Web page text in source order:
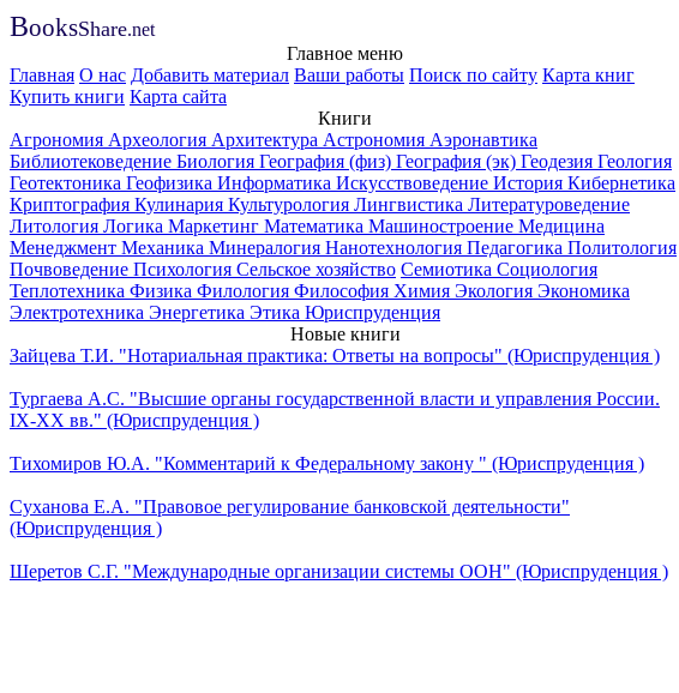
BooksShare.net
Главное меню
Главная О нас Добавить материал Ваши работы Поиск по сайту Карта книг
Купить книги Карта сайта
Книги
Агрономия Археология Архитектура Астрономия Аэронавтика
Библиотековедение Биология География (физ) География (эк) Геодезия Геология
Геотектоника Геофизика Информатика Искусствоведение История Кибернетика
Криптография Кулинария Культурология Лингвистика Литературоведение
Литология Логика Маркетинг Математика Машиностроение Медицина
Менеджмент Механика Минералогия Нанотехнология Педагогика Политология
Почвоведение Психология Сельское хозяйство Семиотика Социология
Теплотехника Физика Филология Философия Химия Экология Экономика
Электротехника Энергетика Этика Юриспруденция
Новые книги
Зайцева Т.И. "Нотариальная практика: Ответы на вопросы" (Юриспруденция )
Тургаева А.С. "Высшие органы государственной власти и управления России.
IХ-ХХ вв." (Юриспруденция )
Тихомиров Ю.А. "Комментарий к Федеральному закону " (Юриспруденция )
Суханова Е.А. "Правовое регулирование банковской деятельности"
(Юриспруденция )
Шеретов С.Г. "Международные организации системы ООН" (Юриспруденция )